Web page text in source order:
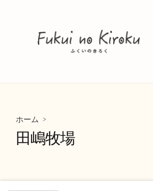
ス
ホーム >
田嶋牧場